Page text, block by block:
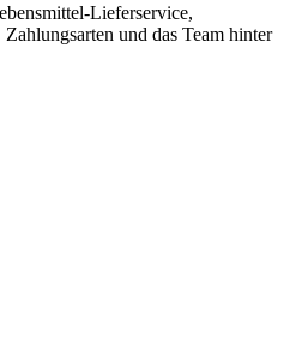
Lieferservice,
und das Team hinter